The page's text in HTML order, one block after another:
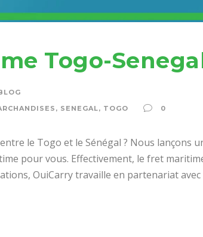
Togo-
, SENEGAL, TOGO 0
le Togo et le Sénégal ? Nous lançons
pour vous. Effectivement, le fret
OuiCarry travaille en partenariat